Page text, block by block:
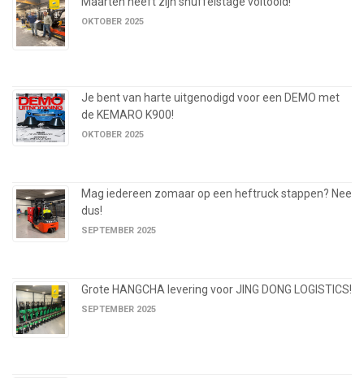
OKTOBER 2025
Je bent van harte uitgenodigd voor een DEMO met
de KEMARO K900!
OKTOBER 2025
Mag iedereen zomaar op een heftruck stappen? Nee
dus!
SEPTEMBER 2025
Grote HANGCHA levering voor JING DONG LOGISTICS!
SEPTEMBER 2025